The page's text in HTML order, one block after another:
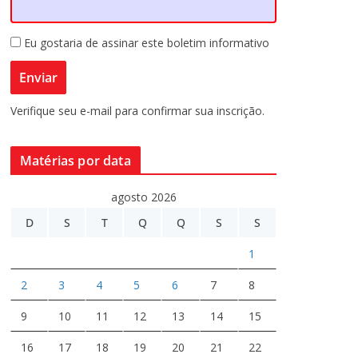
Eu gostaria de assinar este boletim informativo
Verifique seu e-mail para confirmar sua inscrição.
Matérias por data
agosto 2026
D
S T Q Q S S
1
2 3 4 5 6 7 8
9 10 11 12 13 14 15
16 17 18 19 20 21 22